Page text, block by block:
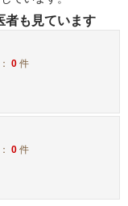
者も見ています
0 件
0 件